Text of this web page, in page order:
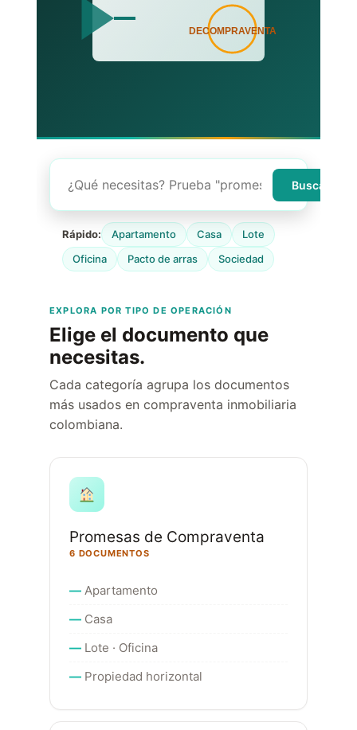
DECOMPRAVENTA
Buscar
Rápido: Apartamento Casa
Lote
Oficina
Pacto de arras Sociedad
EXPLORA POR TIPO DE OPERACIÓN
Elige el documento que
necesitas.
Cada categoría agrupa los documentos
más usados en compraventa inmobiliaria
colombiana.
Promesas de Compraventa
6 DOCUMENTOS
Apartamento
Casa
Lote · Oficina
Propiedad horizontal